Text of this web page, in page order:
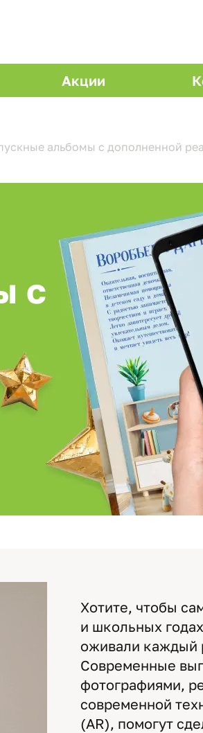
Акции
альбомы с дополненной
с
Хотите, чтобы
и школьных
оживали каждый
Современные
фотографиями,
современной
(AR), помогут